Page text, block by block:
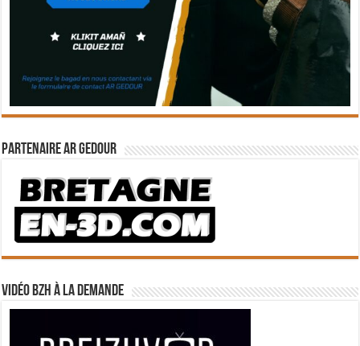
Partenaire Ar Gedour
Vidéo BZH à la demande